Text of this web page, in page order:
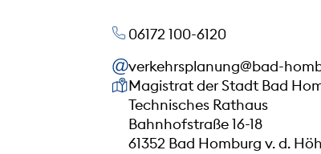
06172 100-6120
verkehrsplanung@bad-
Unsere Anschrift
Magistrat der Stadt Bad
Technisches Rathaus
Bahnhofstraße 16-18
61352 Bad Homburg v. d.